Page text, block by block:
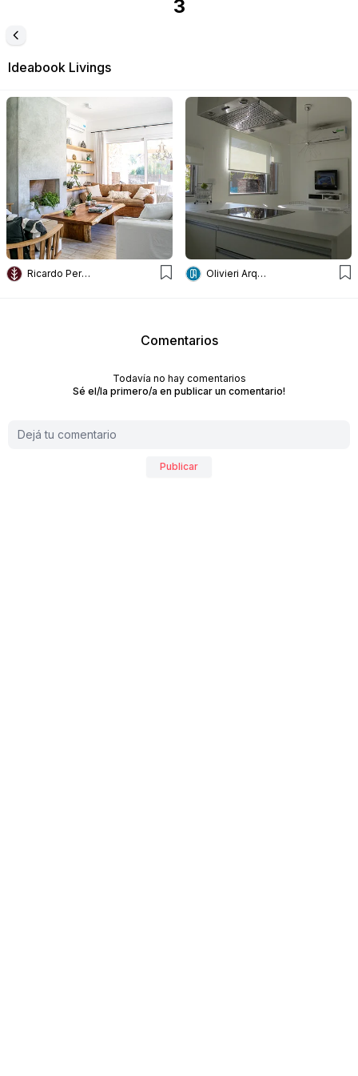
3
Ideabook Livings
Ricardo Pereyra Iraola Olivieri Arquitectura
Comentarios
Todavía no hay comentarios
Sé el/la primero/a en publicar un comentario!
Publicar